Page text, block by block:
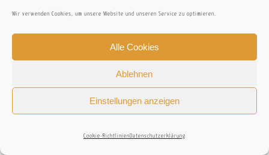
Wir verwenden Cookies, um unsere Website und unseren Service zu optimieren.
Alle Cookies
Ablehnen
Einstellungen anzeigen
Cookie-Richtlinien Datenschutzerklärung
jegliche Kauflust; und nicht nur der, auch die
happigen Preise tun ihr übriges. Heinz denkt
ähnlich, aber bei einem raschen Rundgang
durch den Shop entdeckt er eine kleine,
knubbelige Holzfigur, die es ihm sofort angetan
hat. Die oder keine! Für satte 50 Euro wandert
der afrikanische Gollum in seinen Rucksack und